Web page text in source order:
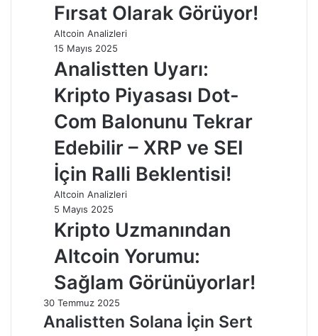
Fırsat Olarak Görüyor!
Altcoin Analizleri
15 Mayıs 2025
Analistten Uyarı:
Kripto Piyasası Dot-
Com Balonunu Tekrar
Edebilir – XRP ve SEI
İçin Ralli Beklentisi!
Altcoin Analizleri
5 Mayıs 2025
Kripto Uzmanından
Altcoin Yorumu:
Sağlam Görünüyorlar!
30 Temmuz 2025
Analistten Solana İçin Sert